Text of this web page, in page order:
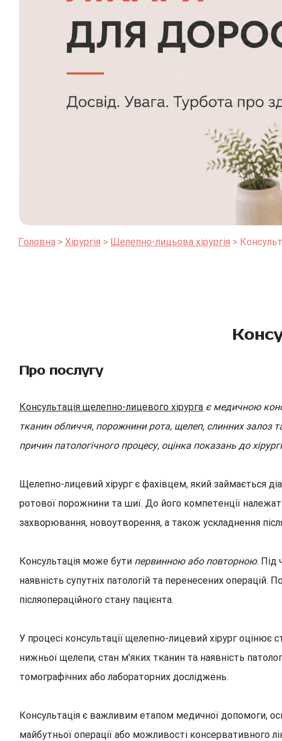
Головна Хірургія Щелепно-лицьова хірургія
Про послугу
Консультація щелепно-лицевого хірурга є медичною
тканин обличчя, порожнини рота, щелеп, слинних залоз
причин патологічного процесу, оцінка показань до
Щелепно-лицевий хірург є фахівцем, який займається
ротової порожнини та шиї. До його компетенції
захворювання, новоутворення, а також ускладнення
Консультація може бути первинною або повторною. Під
наявність супутніх патологій та перенесених
післяопераційного стану пацієнта.
У процесі консультації щелепно-лицевий хірург оцінює
нижньої щелепи, стан м’яких тканин та наявність
томографічних або лабораторних досліджень.
Консультація є важливим етапом медичної допомоги,
майбутньої операції або можливості консервативного